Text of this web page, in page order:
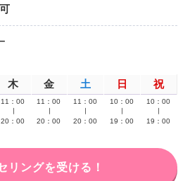
可
–
木 金 土 日 祝
11：00
20：00
11：00
20：00
11：00
20：00
10：00
19：00
10：00
19：00
リングを受ける！